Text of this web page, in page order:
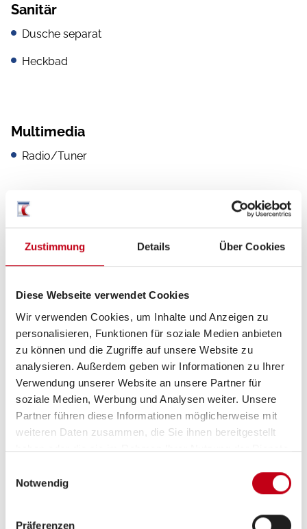
Zustimmung Details Über Cookies
Diese Webseite verwendet Cookies
Wir verwenden Cookies, um Inhalte und Anzeigen zu
personalisieren, Funktionen für soziale Medien anbieten
zu können und die Zugriffe auf unsere Website zu
analysieren. Außerdem geben wir Informationen zu Ihrer
Verwendung unserer Website an unsere Partner für
soziale Medien, Werbung und Analysen weiter. Unsere
Partner führen diese Informationen möglicherweise mit
weiteren Daten zusammen, die Sie ihnen bereitgestellt
haben oder die sie im Rahmen Ihrer Nutzung der Dienste
Notwendig
Präferenzen
Sanitär
Dusche separat
Heckbad
Multimedia
Radio/Tuner
Grundrissbeschreibung
Schlafplätze
Sitzgruppe Seitensitzgruppe